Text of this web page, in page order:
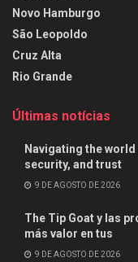
Novo Hamburgo
São Leopoldo
Cruz Alta
Rio Grande
Últimas notícias
Navigating the
security, and trust
9 DE AGOSTO DE 2026
The Tip Goat y las
más valor en tus
9 DE AGOSTO DE 2026